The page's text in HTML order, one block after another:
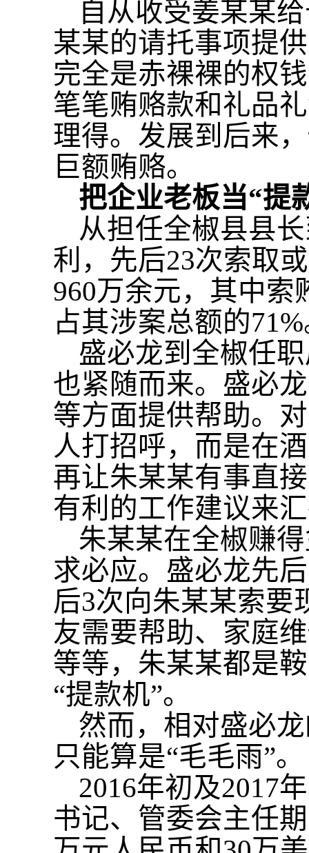
自从收受姜某某
某某的请托事项提
完全是赤裸裸的权
笔笔贿赂款和礼品
理得。发展到后来
巨额贿赂。
把企业老板当“提
从担任全椒县县
利，先后23次索取
960万余元，其中索
占其涉案总额的
盛必龙到全椒任
也紧随而来。盛必
等方面提供帮助。
人打招呼，而是在
再让朱某某有事直
有利的工作建议来
朱某某在全椒赚
求必应。盛必龙先后
后3次向朱某某索要
友需要帮助、家庭
等等，朱某某都是
“提款机”。
然而，相对盛必
只能算是“毛毛雨”。
2016年初及2017
书记、管委会主任